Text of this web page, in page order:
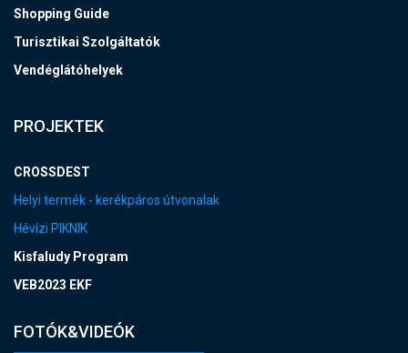
Shopping Guide
Turisztikai Szolgáltatók
Vendéglátóhelyek
PROJEKTEK
CROSSDEST
Helyi termék - kerékpáros útvonalak
Hévízi PIKNIK
Kisfaludy Program
VEB2023 EKF
FOTÓK&VIDEÓK